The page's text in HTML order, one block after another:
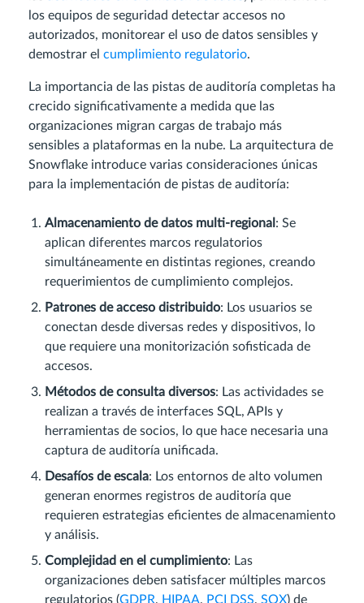
los equipos de seguridad detectar accesos no
autorizados, monitorear el uso de datos sensibles y
demostrar el cumplimiento regulatorio.
La importancia de las pistas de auditoría completas ha
crecido significativamente a medida que las
organizaciones migran cargas de trabajo más
sensibles a plataformas en la nube. La arquitectura de
Snowflake introduce varias consideraciones únicas
para la implementación de pistas de auditoría:
Almacenamiento de datos multi-regional : Se
aplican diferentes marcos regulatorios
simultáneamente en distintas regiones, creando
requerimientos de cumplimiento complejos.
Patrones de acceso distribuido: Los usuarios se
conectan desde diversas redes y dispositivos, lo
que requiere una monitorización sofisticada de
accesos.
Métodos de consulta diversos: Las actividades se
realizan a través de interfaces SQL, APIs y
herramientas de socios, lo que hace necesaria una
captura de auditoría unificada.
Desafíos de escala: Los entornos de alto volumen
generan enormes registros de auditoría que
requieren estrategias eficientes de almacenamiento
y análisis.
Complejidad en el cumplimiento: Las
organizaciones deben satisfacer múltiples marcos
regulatorios (GDPR, HIPAA, PCI DSS, SOX) de